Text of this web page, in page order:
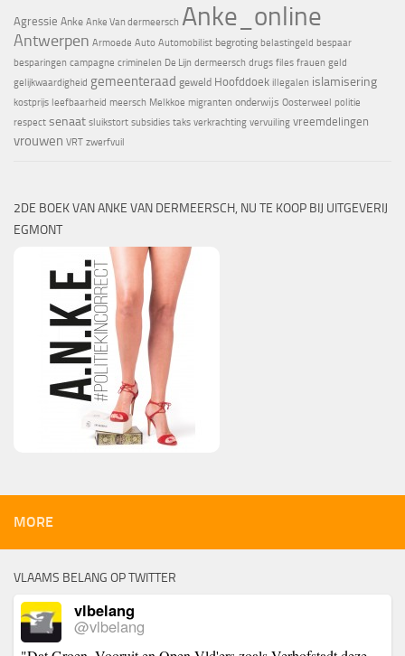
Agressie Anke Anke Van dermeersch Anke_online
Antwerpen Armoede Auto Automobilist begroting belastingeld bespaar
besparingen campagne criminelen De Lijn dermeersch drugs files frauen geld
gelijkwaardigheid gemeenteraad geweld Hoofddoek illegalen islamisering
kostprijs leefbaarheid meersch Melkkoe migranten onderwijs Oosterweel politie
respect senaat sluikstort subsidies taks verkrachting vervuiling vreemdelingen
vrouwen VRT zwerfvuil
2DE BOEK VAN ANKE VAN DERMEERSCH, NU TE KOOP BIJ UITGEVERIJ
EGMONT
MORE
VLAAMS BELANG OP TWITTER
vlbelang
@vlbelang